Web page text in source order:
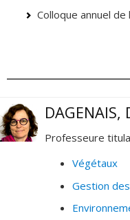
Colloque annuel
Professeure
Végétaux
Gestion